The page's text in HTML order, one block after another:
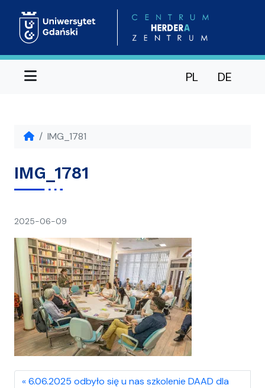
Menu PL DE
IMG_1781
IMG_1781
2025-06-09
6.06.2025 odbyło się u nas szkolenie DAAD dla